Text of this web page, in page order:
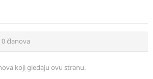
0 članova
koji gledaju ovu stranu.